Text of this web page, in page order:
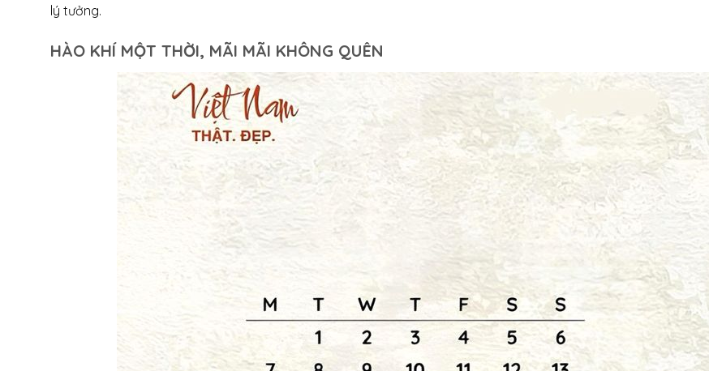
lý tưởng.
HÀO KHÍ MỘT THỜI, MÃI MÃI KHÔNG QUÊN